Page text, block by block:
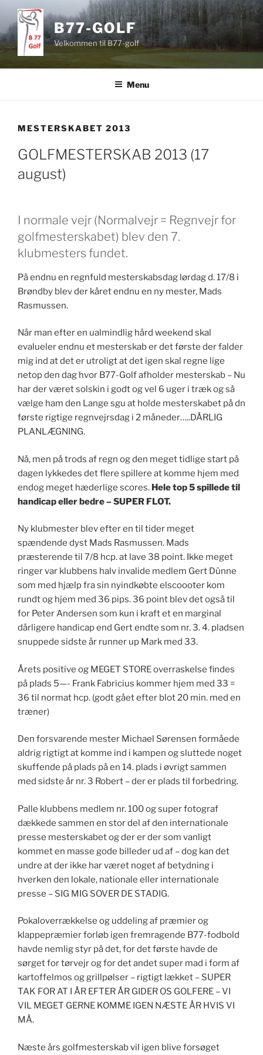
Videre
indhold
B77-GOLF
Velkommen til B77-golf
Menu
MESTERSKABET 2013
GOLFMESTERSKAB 2013 (17
august)
I normale vejr (Normalvejr = Regnvejr for
golfmesterskabet) blev den 7.
klubmesters fundet.
På endnu en regnfuld mesterskabsdag lørdag d. 17/8 i
Brøndby blev der kåret endnu en ny mester, Mads
Rasmussen.
Når man efter en ualmindlig hård weekend skal
evalueler endnu et mesterskab er det første der falder
mig ind at det er utroligt at det igen skal regne lige
netop den dag hvor B77-Golf afholder mesterskab – Nu
har der været solskin i godt og vel 6 uger i træk og så
vælge ham den Lange sgu at holde mesterskabet på dn
første rigtige regnvejrsdag i 2 måneder…..DÅRLIG
PLANLÆGNING.
Nå, men på trods af regn og den meget tidlige start på
dagen lykkedes det flere spillere at komme hjem med
endog meget hæderlige scores. Hele top 5 spillede til
handicap eller bedre – SUPER FLOT.
Ny klubmester blev efter en til tider meget
spændende dyst Mads Rasmussen. Mads
præsterende til 7/8 hcp. at lave 38 point. Ikke meget
ringer var klubbens halv invalide medlem Gert Dünne
som med hjælp fra sin nyindkøbte elscoooter kom
rundt og hjem med 36 pips. 36 point blev det også til
for Peter Andersen som kun i kraft et en marginal
dårligere handicap end Gert endte som nr. 3. 4. pladsen
snuppede sidste år runner up Mark med 33.
Årets positive og MEGET STORE overraskelse findes
på plads 5—- Frank Fabricius kommer hjem med 33 =
36 til normat hcp. (godt gået efter blot 20 min. med en
træner)
Den forsvarende mester Michael Sørensen formåede
aldrig rigtigt at komme ind i kampen og sluttede noget
skuffende på plads på en 14. plads i øvrigt sammen
med sidste år nr. 3 Robert – der er plads til forbedring.
Palle klubbens medlem nr. 100 og super fotograf
dækkede sammen en stor del af den internationale
presse mesterskabet og der er der som vanligt
kommet en masse gode billeder ud af – dog kan det
undre at der ikke har været noget af betydning i
hverken den lokale, nationale eller internationale
presse – SIG MIG SOVER DE STADIG.
Pokaloverrækkelse og uddeling af præmier og
klappepræmier forløb igen fremragende B77-fodbold
havde nemlig styr på det, for det første havde de
sørget for tørvejr og for det andet super mad i form af
kartoffelmos og grillpølser – rigtigt lækket – SUPER
TAK FOR AT I ÅR EFTER ÅR GIDER OS GOLFERE – VI
VIL MEGET GERNE KOMME IGEN NÆSTE ÅR HVIS VI
MÅ.
Næste års golfmesterskab vil igen blive forsøget